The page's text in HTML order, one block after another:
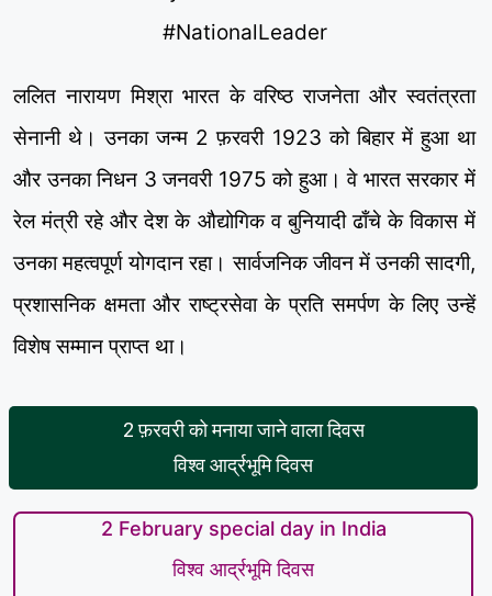
#NationalLeader
ललित नारायण मिश्रा भारत के वरिष्ठ राजनेता और स्वतंत्रता
सेनानी थे। उनका जन्म 2 फ़रवरी 1923 को बिहार में हुआ था
और उनका निधन 3 जनवरी 1975 को हुआ। वे भारत सरकार में
रेल मंत्री रहे और देश के औद्योगिक व बुनियादी ढाँचे के विकास में
उनका महत्वपूर्ण योगदान रहा। सार्वजनिक जीवन में उनकी सादगी,
प्रशासनिक क्षमता और राष्ट्रसेवा के प्रति समर्पण के लिए उन्हें
विशेष सम्मान प्राप्त था।
2 फ़रवरी को मनाया जाने वाला दिवस
विश्व आर्द्रभूमि दिवस
2 February special day in India
विश्व आर्द्रभूमि दिवस